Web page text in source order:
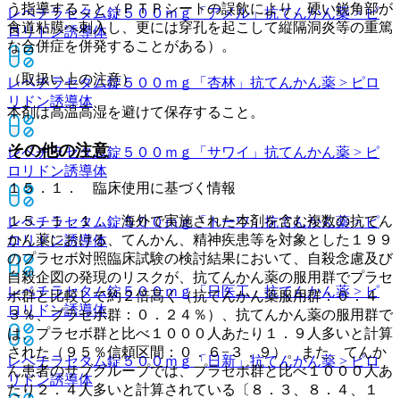
レベチラセタム錠５００ｍｇ「アメル」抗てんかん薬 > ピ
ロリドン誘導体
レベチラセタム錠５００ｍｇ「杏林」 抗てんかん薬 > ピロ
リドン誘導体
レベチラセタム錠５００ｍｇ「サワイ」 抗てんかん薬 > ピ
ロリドン誘導体
レベチラセタム錠５００ｍｇ「トーワ」抗てんかん薬 > ピ
ロリドン誘導体
レベチラセタム錠５００ｍｇ「日医工」 抗てんかん薬 > ピ
ロリドン誘導体
レベチラセタム錠５００ｍｇ「日新」抗てんかん薬 > ピロ
リドン誘導体
う指導すること（ＰＴＰシートの誤飲により、硬い鋭角部が
食道粘膜へ刺入し、更には穿孔を起こして縦隔洞炎等の重篤
な合併症を併発することがある）。
（取扱い上の注意）
本剤は高温高湿を避けて保存すること。
その他の注意
１５．１． 臨床使用に基づく情報
１５．１．１． 海外で実施された本剤を含む複数の抗てん
かん薬における、てんかん、精神疾患等を対象とした１９９
のプラセボ対照臨床試験の検討結果において、自殺念慮及び
自殺企図の発現のリスクが、抗てんかん薬の服用群でプラセ
ボ群と比較して約２倍高く（抗てんかん薬服用群：０．４
３％、プラセボ群：０．２４％）、抗てんかん薬の服用群で
は、プラセボ群と比べ１０００人あたり１．９人多いと計算
された（９５％信頼区間：０．６−３．９）。また、てんか
ん患者のサブグループでは、プラセボ群と比べ１０００人あ
たり２．４人多いと計算されている〔８．３、８．４、１